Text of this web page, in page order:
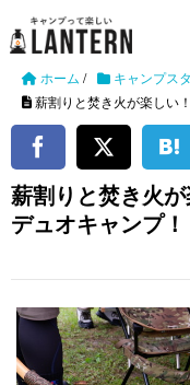
ホーム / キャンプス
薪割りと焚き火が楽しい
薪割りと焚き火
デュオキャンプ！